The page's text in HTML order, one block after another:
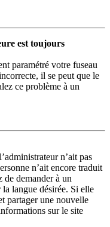
est toujours
paramétré votre fuseau
il se peut que le
ce problème à un
n’ait pas
n’ait encore traduit
de demander à un
langue désirée. Si elle
partager une nouvelle
sur le site